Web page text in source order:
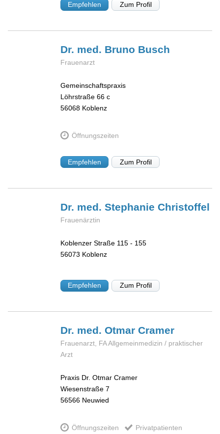
Empfehlen Zum Profil
Dr. med. Bruno Busch
Frauenarzt
Gemeinschaftspraxis
Löhrstraße 66 c
56068 Koblenz
Öffnungszeiten
Empfehlen Zum Profil
Dr. med. StephanieChristoffel
Frauenärztin
Koblenzer Straße 115 - 155
56073 Koblenz
Empfehlen Zum Profil
Dr. med. OtmarCramer
Frauenarzt, FA Allgemeinmedizin / praktischer
Arzt
Praxis Dr. Otmar Cramer
Wiesenstraße 7
56566 Neuwied
Öffnungszeiten Privatpatienten